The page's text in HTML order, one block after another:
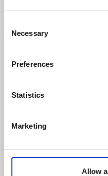
Selection
Necessary
Preferences
Statistics
Marketing
Allow
Fiska